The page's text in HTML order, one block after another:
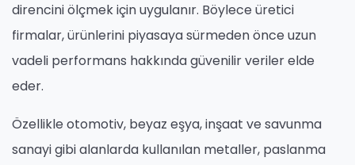
direncini ölçmek için uygulanır. Böylece üretici
firmalar, ürünlerini piyasaya sürmeden önce uzun
vadeli performans hakkında güvenilir veriler elde
eder.
Özellikle otomotiv, beyaz eşya, inşaat ve savunma
sanayi gibi alanlarda kullanılan metaller, paslanma